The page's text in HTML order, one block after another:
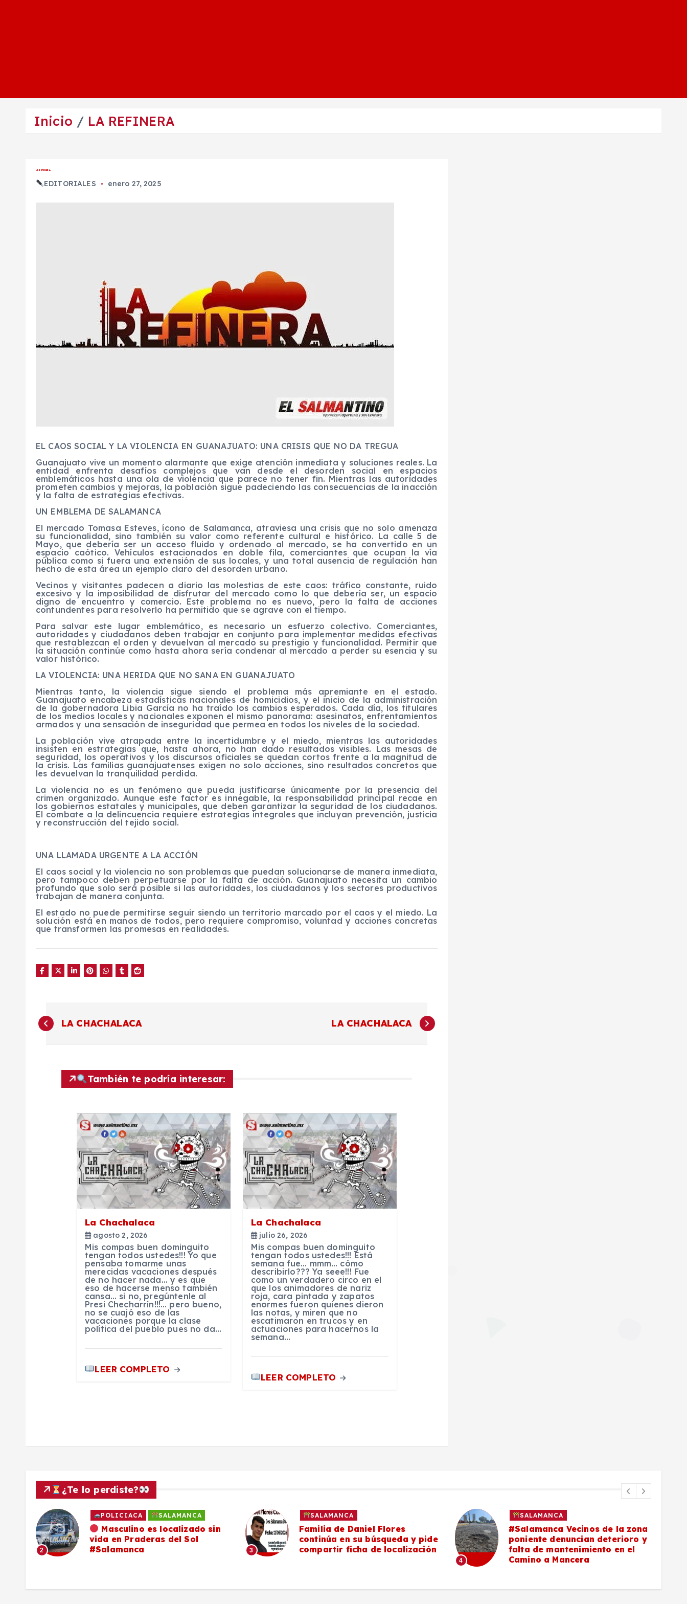
Inicio LA REFINERA
LA REFINERA
EDITORIALES enero 27, 2025
EL CAOS SOCIAL Y LA VIOLENCIA EN GUANAJUATO: UNA CRISIS QUE NO DA TREGUA
Guanajuato vive un momento alarmante que exige atención inmediata y soluciones reales. La
entidad enfrenta desafíos complejos que van desde el desorden social en espacios
emblemáticos hasta una ola de violencia que parece no tener fin. Mientras las autoridades
prometen cambios y mejoras, la población sigue padeciendo las consecuencias de la inacción
y la falta de estrategias efectivas.
UN EMBLEMA DE SALAMANCA
El mercado Tomasa Esteves, ícono de Salamanca, atraviesa una crisis que no solo amenaza
su funcionalidad, sino también su valor como referente cultural e histórico. La calle 5 de
Mayo, que debería ser un acceso fluido y ordenado al mercado, se ha convertido en un
espacio caótico. Vehículos estacionados en doble fila, comerciantes que ocupan la vía
pública como si fuera una extensión de sus locales, y una total ausencia de regulación han
hecho de esta área un ejemplo claro del desorden urbano.
Vecinos y visitantes padecen a diario las molestias de este caos: tráfico constante, ruido
excesivo y la imposibilidad de disfrutar del mercado como lo que debería ser, un espacio
digno de encuentro y comercio. Este problema no es nuevo, pero la falta de acciones
contundentes para resolverlo ha permitido que se agrave con el tiempo.
Para salvar este lugar emblemático, es necesario un esfuerzo colectivo. Comerciantes,
autoridades y ciudadanos deben trabajar en conjunto para implementar medidas efectivas
que restablezcan el orden y devuelvan al mercado su prestigio y funcionalidad. Permitir que
la situación continúe como hasta ahora sería condenar al mercado a perder su esencia y su
valor histórico.
LA VIOLENCIA: UNA HERIDA QUE NO SANA EN GUANAJUATO
Mientras tanto, la violencia sigue siendo el problema más apremiante en el estado.
Guanajuato encabeza estadísticas nacionales de homicidios, y el inicio de la administración
de la gobernadora Libia García no ha traído los cambios esperados. Cada día, los titulares
de los medios locales y nacionales exponen el mismo panorama: asesinatos, enfrentamientos
armados y una sensación de inseguridad que permea en todos los niveles de la sociedad.
La población vive atrapada entre la incertidumbre y el miedo, mientras las autoridades
insisten en estrategias que, hasta ahora, no han dado resultados visibles. Las mesas de
seguridad, los operativos y los discursos oficiales se quedan cortos frente a la magnitud de
la crisis. Las familias guanajuatenses exigen no solo acciones, sino resultados concretos que
les devuelvan la tranquilidad perdida.
La violencia no es un fenómeno que pueda justificarse únicamente por la presencia del
crimen organizado. Aunque este factor es innegable, la responsabilidad principal recae en
los gobiernos estatales y municipales, que deben garantizar la seguridad de los ciudadanos.
El combate a la delincuencia requiere estrategias integrales que incluyan prevención, justicia
y reconstrucción del tejido social.
UNA LLAMADA URGENTE A LA ACCIÓN
El caos social y la violencia no son problemas que puedan solucionarse de manera inmediata,
pero tampoco deben perpetuarse por la falta de acción. Guanajuato necesita un cambio
profundo que solo será posible si las autoridades, los ciudadanos y los sectores productivos
trabajan de manera conjunta.
El estado no puede permitirse seguir siendo un territorio marcado por el caos y el miedo. La
solución está en manos de todos, pero requiere compromiso, voluntad y acciones concretas
que transformen las promesas en realidades.
N
r
a
d
a
s
LA CHACHALACA LA CHACHALACA
También te podría interesar:
La Chachalaca
agosto 2, 2026
Mis compas buen dominguito
tengan todos ustedes!!! Yo que
pensaba tomarme unas
merecidas vacaciones después
de no hacer nada… y es que
eso de hacerse menso también
cansa… si no, pregúntenle al
Presi Checharrín!!!… pero bueno,
no se cuajó eso de las
vacaciones porque la clase
política del pueblo pues no da…
LEER COMPLETO
La Chachalaca
julio 26, 2026
Mis compas buen dominguito
tengan todos ustedes!!! Está
semana fue… mmm… cómo
describirlo??? Ya seee!!! Fue
como un verdadero circo en el
que los animadores de nariz
roja, cara pintada y zapatos
enormes fueron quienes dieron
las notas, y miren que no
escatimaron en trucos y en
actuaciones para hacernos la
semana…
LEER COMPLETO
¿Te lo perdiste?
2
POLICIACA SALAMANCA
Masculino es localizado sin
vida en Praderas del Sol
#Salamanca
3
SALAMANCA
Familia de Daniel Flores
continúa en su búsqueda y pide
compartir ficha de localización
4
SALAMANCA
#Salamanca Vecinos de la zona
poniente denuncian deterioro y
falta de mantenimiento en el
Camino a Mancera